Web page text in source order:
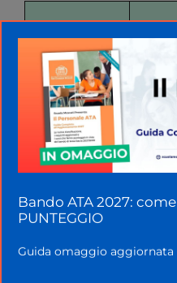
REGIONE
Abruzzo
Basilicata 270
Calabria 918
Campania
Romagna
Bando ATA 2027:
PUNTEGGIO
Guida omaggio aggiornata